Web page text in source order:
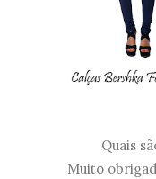
Quais
Muito